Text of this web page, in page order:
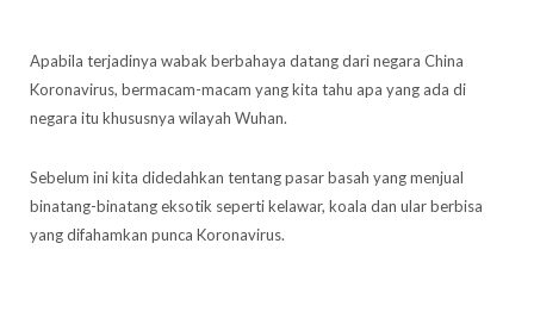
Apabila terjadinya wabak berbahaya datang dari negara China
Koronavirus, bermacam-macam yang kita tahu apa yang ada di
negara itu khususnya wilayah Wuhan.
Sebelum ini kita didedahkan tentang pasar basah yang menjual
binatang-binatang eksotik seperti kelawar, koala dan ular berbisa
yang difahamkan punca Koronavirus.